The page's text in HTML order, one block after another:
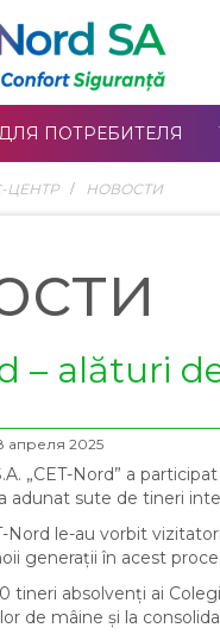
ДЛЯ ПОТРЕБИТЕЛЯ
ЦЕНТР НОВОСТИ
– alături
апреля 2025
„CET-Nord” a
adunat sute de tineri
Nord le-au vorbit
generații în acest
tineri absolvenți ai
de mâine și la